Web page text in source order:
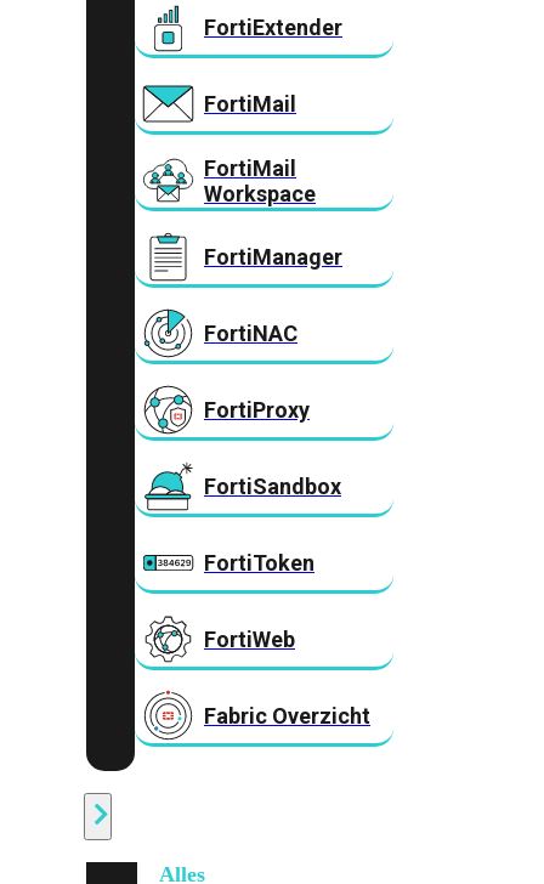
FortiExtender
FortiMail
FortiMail
Workspace
FortiManager
FortiNAC
FortiProxy
FortiSandbox
FortiToken
FortiWeb
Fabric Overzicht
Alles